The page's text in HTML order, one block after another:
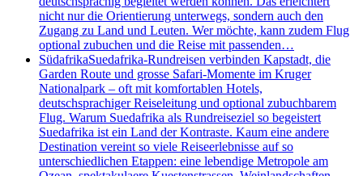
nicht nur die Orientierung unterwegs, sondern auch den
Zugang zu Land und Leuten. Wer möchte, kann zudem Flug
optional zubuchen und die Reise mit passenden…
SüdafrikaSuedafrika-Rundreisen verbinden Kapstadt, die
Garden Route und grosse Safari-Momente im Kruger
Nationalpark – oft mit komfortablen Hotels,
deutschsprachiger Reiseleitung und optional zubuchbarem
Flug. Warum Suedafrika als Rundreiseziel so begeistert
Suedafrika ist ein Land der Kontraste. Kaum eine andere
Destination vereint so viele Reiseerlebnisse auf so
unterschiedlichen Etappen: eine lebendige Metropole am